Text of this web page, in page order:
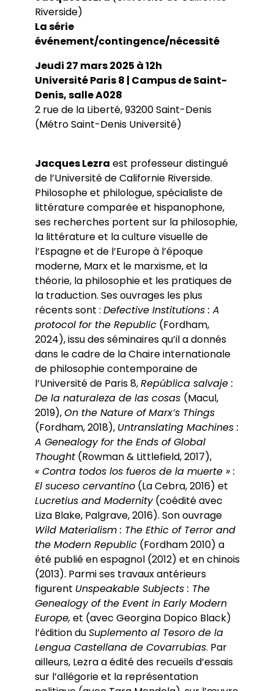
Directions de thèse
Groupe de recherche sur les archives
foucaldiennes
Jeune recherche
Projets scientifiques adossés à des
programmes
Doctorants
Jeunes chercheurs
Anciens diplômés
Conférences
Chercheurs visitants
Doctorants et postdoctorants visitants
Soutenances de thèses de doctorat
Interventions extérieures
Autres événements
Appels à contributions
Ouvrages
Dossiers et numéros de revues
RevueCahiers critiques de philosophie
Thèses
Actes audiovisuels
Votre Espace
Calendrier de la vie scientifique du LLCP
Admission et inscription
Accès à distance (e-P8 | ADUM)
Guide WikiP8
Guide du doctorat
Bibliothèques universitaires
Riverside)
La série
événement/contingence/nécessité
Jeudi 27 mars 2025 à 12h
Université Paris 8 | Campus de Saint-
Denis, salle A028
2 rue de la Liberté, 93200 Saint-Denis
(Métro Saint-Denis Université)
Jacques Lezra est professeur distingué
de l’Université de Californie Riverside.
Philosophe et philologue, spécialiste de
littérature comparée et hispanophone,
ses recherches portent sur la philosophie,
la littérature et la culture visuelle de
l’Espagne et de l’Europe à l’époque
moderne, Marx et le marxisme, et la
théorie, la philosophie et les pratiques de
la traduction. Ses ouvrages les plus
récents sont : Defective Institutions : A
protocol for the Republic(Fordham,
2024), issu des séminaires qu’il a donnés
dans le cadre de la Chaire internationale
de philosophie contemporaine de
l’Université de Paris 8,República salvaje :
De la naturaleza de las cosas (Macul,
2019),On the Nature of Marx’s Things
(Fordham, 2018), Untranslating Machines :
A Genealogy for the Ends of Global
Thought(Rowman & Littlefield, 2017),
« Contra todos los fueros de la muerte » :
El suceso cervantino(La Cebra, 2016) et
Lucretius and Modernity(coédité avec
Liza Blake, Palgrave, 2016). Son ouvrage
Wild Materialism : The Ethic of Terror and
the Modern Republic(Fordham 2010) a
été publié en espagnol (2012) et en chinois
(2013). Parmi ses travaux antérieurs
figurent Unspeakable Subjects : The
Genealogy of the Event in Early Modern
Europe, et (avec Georgina Dopico Black)
l’édition duSuplemento al Tesoro de la
Lengua Castellana de Covarrubias. Par
ailleurs, Lezra a édité des recueils d’essais
sur l’allégorie et la représentation